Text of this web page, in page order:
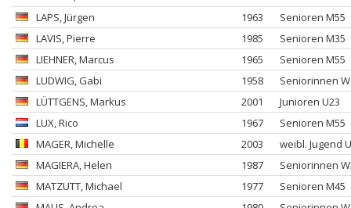
LAPS, Jürgen 1963
Senioren M55
LAVIS, Pierre 1985
Senioren M35
LIEHNER, Marcus 1965
Senioren M55
LUDWIG, Gabi 1958
Seniorinnen
LÜTTGENS, Markus 2001
Junioren U23
LUX, Rico 1967
Senioren M55
MAGER, Michelle 2003
weibl. Jugend
MAGIERA, Helen 1987
Seniorinnen
MATZUTT, Michael 1977
Senioren M45